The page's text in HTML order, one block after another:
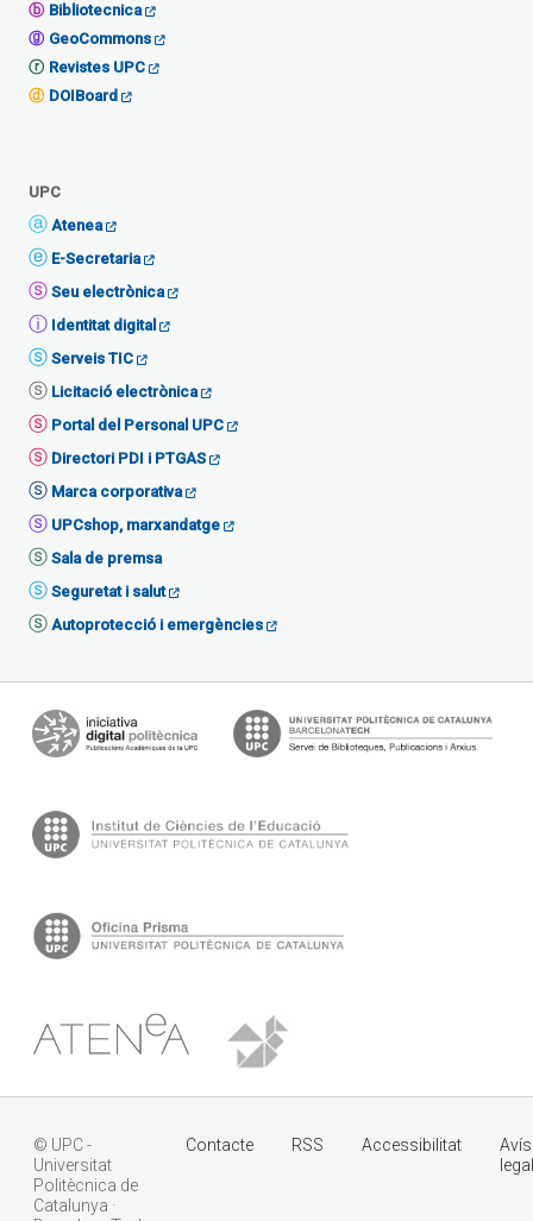
Bibliotecnica
GeoCommons
Revistes UPC
DOIBoard
UPC
Atenea
E-Secretaria
Seu electrònica
Identitat digital
Serveis TIC
Licitació electrònica
Portal del Personal UPC
Directori PDI i PTGAS
Marca corporativa
UPCshop, marxandatge
Sala de premsa
Seguretat i salut
Autoprotecció i emergències
© UPC -
Universitat
Politècnica de
Catalunya ·
Contacte RSS Accessibilitat
Avís
legal